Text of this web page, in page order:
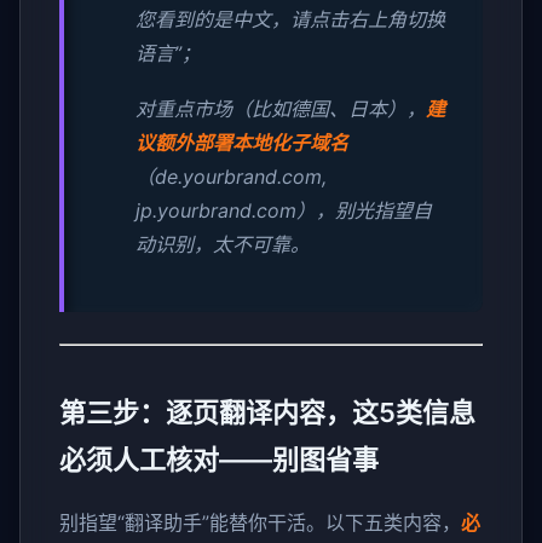
您看到的是中文，请点击右上角切换
语言”；
对重点市场（比如德国、日本）， 建
议额外部署本地化子域名
（de.yourbrand.com,
jp.yourbrand.com），别光指望自
动识别，太不可靠。
第三步：逐页翻译内容，这5类信息
必须人工核对——别图省事
别指望“翻译助手”能替你干活。以下五类内容， 必